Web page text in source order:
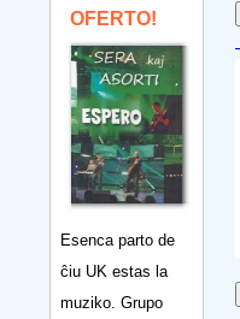
OFERTO!
Esenca parto de
ĉiu UK estas la
muziko. Grupo